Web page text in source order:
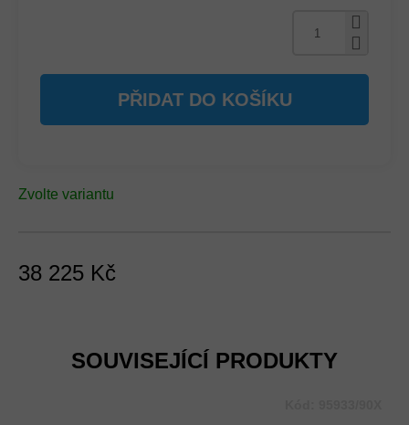
38 225 Kč
Zvolte variantu
PŘIDAT DO KOŠÍKU
SOUVISEJÍCÍ PRODUKTY